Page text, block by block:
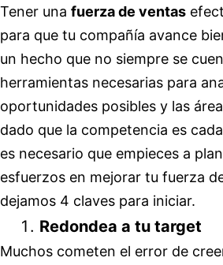
Tener una fuerza de ventas
para que tu compañía avance
un hecho que no siempre se
herramientas necesarias para
oportunidades posibles y las
dado que la competencia es
es necesario que empieces a
esfuerzos en mejorar tu fuerza
dejamos 4 claves para iniciar.
Redondea a tu target
Muchos cometen el error de